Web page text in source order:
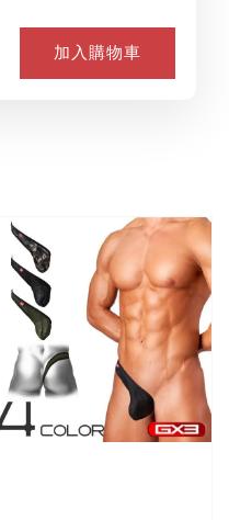
加入購物車